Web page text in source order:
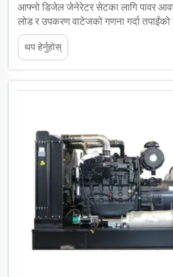
आफ्नो डिजेल जेनेरेटर सेटका लागि पावर
लोड र उपकरण वाटेजको गणना गर्दा
डिजेल जेनेरेटर उत्तम हुनेछ भन्ने निर्धारण गर्दा,
ब्याकअप पावरको आवश्यकता पर्ने सबै
बनाउनु हो...
थप हेर्नुहोस्